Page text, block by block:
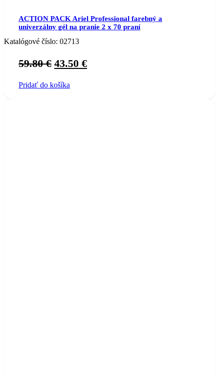
ACTION PACK Ariel Professional farebný a
univerzálny gél na pranie 2 x 70 praní
Katalógové číslo: 02713
59.80€ Original
was:
43.50 €Current
Pridať do košíka